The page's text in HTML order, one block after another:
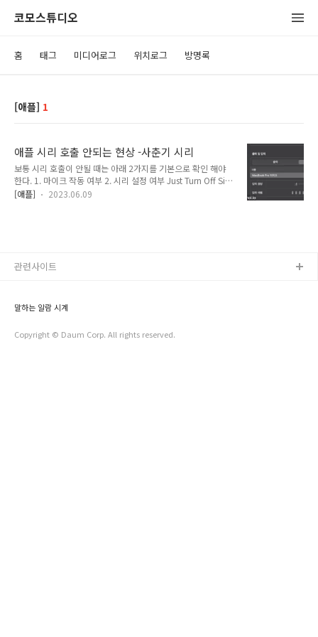
코모스튜디오
홈 태그 미디어로그 위치로그 방명록
[애플] 1
애플 시리 호출 안되는 현상 -사춘기 시리
보통 시리 호출이 안될 때는 아래 2가지를 기본으로 확인 해야
한다. 1. 마이크 작동 여부 2. 시리 설정 여부 Just Turn Off Siri
on iCloud setting and reBoot and turn on Siri on iCloid
정 > 시리로 가면 꺼져있는 시리를 다시 키면, 다시 시리를 초기
[애플] 2023.06.09
말하는 알람 시계
Copyright © Daum Corp. All rights reserved.
관련사이트